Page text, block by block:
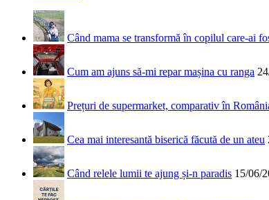
Când mama se transformă în copilul care-ai
Cum am ajuns să-mi repar mașina cu ranga
Prețuri de supermarket, comparativ în
Cea mai interesantă biserică făcută de un ateu
Când relele lumii te ajung și-n paradis 15/06/